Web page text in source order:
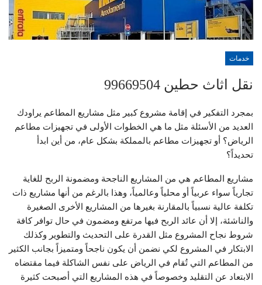
خدمات
نقل اثاث حطين 99669504
بمجرد التفكير في إقامة مشروع كبير مثل مشاريع المطاعم يراودك
العديد من الأسئلة مثل ما هي الخطوات الأولى في تجهيزات مطاعم
الرياض؟ أو تجهيزات مطاعم بالمملكة بشكل عام، من أين ابدأ
تحديداً؟
مشاريع المطاعم هي من المشاريع الناجحة ومضمونة الربح للغاية
تجارياً سواء عربياً أو محلياً وعالمياً، وهذا بالرغم من أنها مشاريع ذات
تكلفة عالية نسبياً بالمقارنة بغيرها من المشاريع الأخرى الصغيرة
والناشئة، إلا أن عائد الربح فيها مرتفع ومضمون في حال توافر كافة
شروط نجاح المشروع مثل القدرة على التحديث والتطوير وكذلك
الابتكار في المشروع لكي نضمن أن يكون ناجحاً ومتميزاً بجانب الكثير
من المطاعم التي تُقام في الرياض على نفس الشاكلة فيما مقتضاه
الابتعاد عن التقليد وخصوصاً في هذه المشاريع التي أصبحت كثيرة